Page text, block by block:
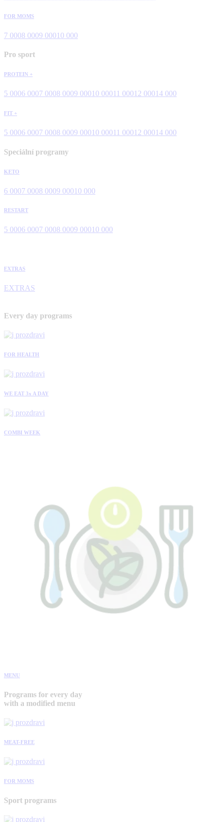
FOR MOMS
7 0008 0009 00010 000
Pro sport
PROTEIN +
5 0006 0007 0008 0009 00010 00011 00012 00014 000
FIT +
5 0006 0007 0008 0009 00010 00011 00012 00014 000
Speciální programy
KETO
6 0007 0008 0009 00010 000
RESTART
5 0006 0007 0008 0009 00010 000
EXTRAS
EXTRAS
Every day programs
FOR HEALTH
WE EAT 3x A DAY
COMBI WEEK
MENU
Programs for every day
with a modified menu
MEAT-FREE
FOR MOMS
Sport programs